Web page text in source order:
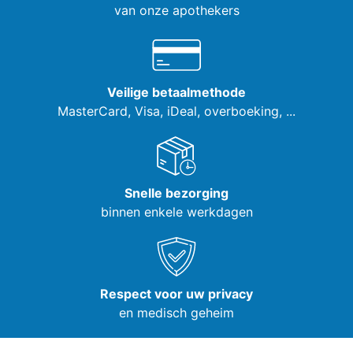
van onze apothekers
Veilige betaalmethode
MasterCard, Visa, iDeal, overboeking, ...
Snelle bezorging
binnen enkele werkdagen
Respect voor uw privacy
en medisch geheim